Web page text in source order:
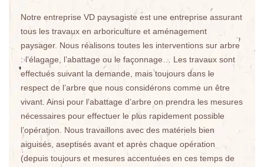
Notre entreprise VD paysagiste est une entreprise assurant
tous les travaux en arboriculture et aménagement
paysager. Nous réalisons toutes les interventions sur arbre
: l’élagage, l’abattage ou le façonnage… Les travaux sont
effectués suivant la demande, mais toujours dans le
respect de l’arbre que nous considérons comme un être
vivant. Ainsi pour l’abattage d’arbre on prendra les mesures
nécessaires pour effectuer le plus rapidement possible
l’opération. Nous travaillons avec des matériels bien
aiguisés, aseptisés avant et après chaque opération
(depuis toujours et mesures accentuées en ces temps de